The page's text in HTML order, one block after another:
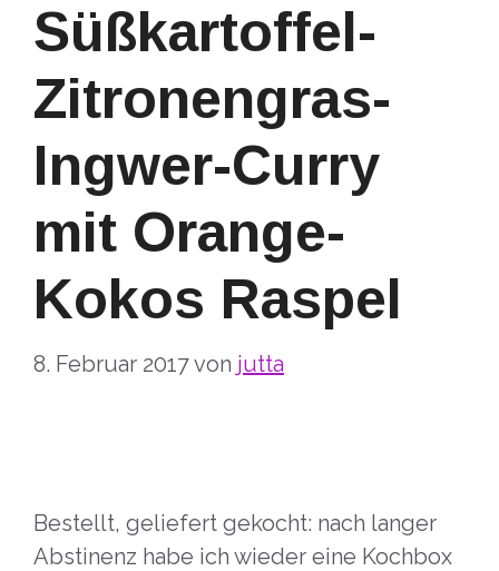
Süßkartoffel-
Zitronengras-
Ingwer-Curry
mit Orange-
Kokos Raspel
8. Februar 2017von jutta
Bestellt, geliefert gekocht: nach langer
Abstinenz habe ich wieder eine Kochbox